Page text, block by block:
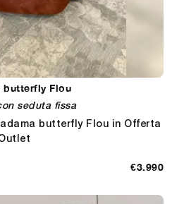
butterfly Flou
seduta fissa
butterfly Flou in Offerta
€3.990